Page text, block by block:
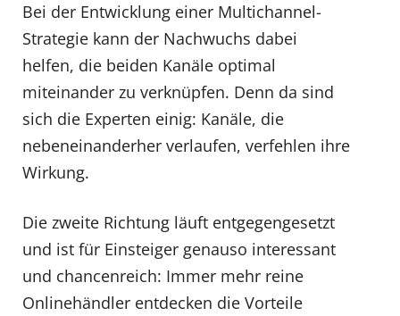
Bei der Entwicklung einer Multichannel-
Strategie kann der Nachwuchs dabei
helfen, die beiden Kanäle optimal
miteinander zu verknüpfen. Denn da sind
sich die Experten einig: Kanäle, die
nebeneinanderher verlaufen, verfehlen ihre
Wirkung.
Die zweite Richtung läuft entgegengesetzt
und ist für Einsteiger genauso interessant
und chancenreich: Immer mehr reine
Onlinehändler entdecken die Vorteile